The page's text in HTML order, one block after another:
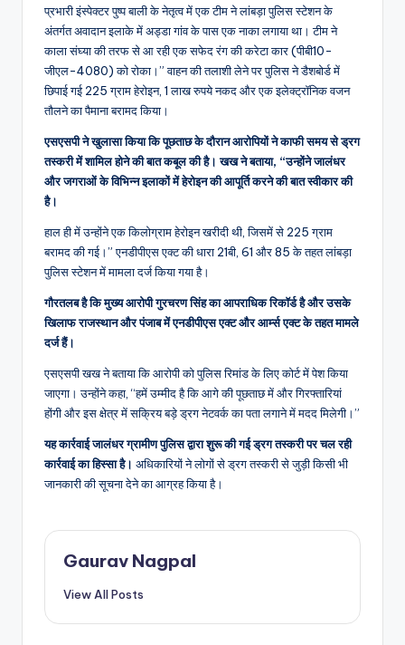
प्रभारी इंस्पेक्टर पुष्प बाली के नेतृत्व में एक टीम ने लांबड़ा पुलिस स्टेशन के
अंतर्गत अवादान इलाके में अड्डा गांव के पास एक नाका लगाया था। टीम ने
काला संघ्या की तरफ से आ रही एक सफेद रंग की करेटा कार (पीबी10-
जीएल-4080) को रोका।” वाहन की तलाशी लेने पर पुलिस ने डैशबोर्ड में
छिपाई गई 225 ग्राम हेरोइन, 1 लाख रुपये नकद और एक इलेक्ट्रॉनिक वजन
तौलने का पैमाना बरामद किया।
एसएसपी ने खुलासा किया कि पूछताछ के दौरान आरोपियों ने काफी समय से ड्रग
तस्करी में शामिल होने की बात कबूल की है। ​​खख ने बताया, “उन्होंने जालंधर
और जगराओं के विभिन्न इलाकों में हेरोइन की आपूर्ति करने की बात स्वीकार की
है।
हाल ही में उन्होंने एक किलोग्राम हेरोइन खरीदी थी, जिसमें से 225 ग्राम
बरामद की गई।” एनडीपीएस एक्ट की धारा 21बी, 61 और 85 के तहत लांबड़ा
पुलिस स्टेशन में मामला दर्ज किया गया है।
गौरतलब है कि मुख्य आरोपी गुरचरण सिंह का आपराधिक रिकॉर्ड है और उसके
खिलाफ राजस्थान और पंजाब में एनडीपीएस एक्ट और आर्म्स एक्ट के तहत मामले
दर्ज हैं।
एसएसपी खख ने बताया कि आरोपी को पुलिस रिमांड के लिए कोर्ट में पेश किया
जाएगा। उन्होंने कहा, “हमें उम्मीद है कि आगे की पूछताछ में और गिरफ्तारियां
होंगी और इस क्षेत्र में सक्रिय बड़े ड्रग नेटवर्क का पता लगाने में मदद मिलेगी।”
यह कार्रवाई जालंधर ग्रामीण पुलिस द्वारा शुरू की गई ड्रग तस्करी पर चल रही
कार्रवाई का हिस्सा है। अधिकारियों ने लोगों से ड्रग तस्करी से जुड़ी किसी भी
जानकारी की सूचना देने का आग्रह किया है।
Gaurav Nagpal
View All Posts